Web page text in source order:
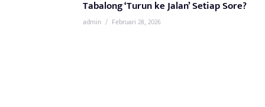
Tabalong ‘Turun ke Jalan’ Setiap Sore?
admin / Februari 28, 2026